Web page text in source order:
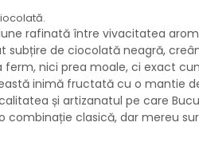
rafinată între vivacitatea
de ciocolată neagră,
nici prea moale, ci exact
inimă fructată cu o mantie
și artizanatul pe care
clasică, dar mereu